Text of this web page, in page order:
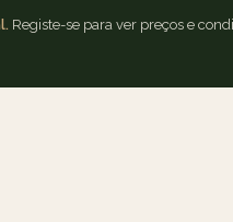
Registe-se para ver preços e